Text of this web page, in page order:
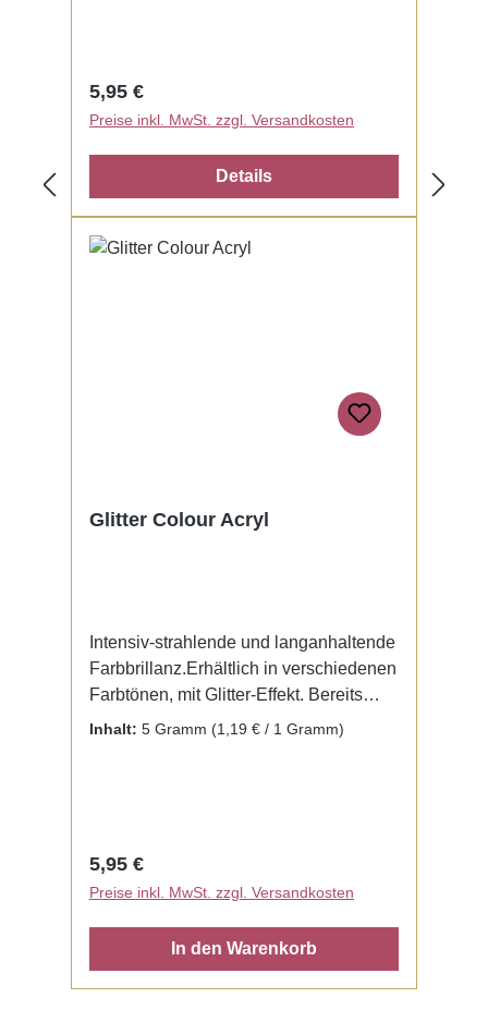
Regulärer Preis:
5,95 €
Preise inkl. MwSt. zzgl. Versandkosten
Details
Glitter Colour Acryl
Intensiv-strahlende und langanhaltende
Farbbrillanz.Erhältlich in verschiedenen
Farbtönen, mit Glitter-Effekt. Bereits
fertig zur Benutzung mit Liquid. Kein
Inhalt: 5 Gramm (1,19 € / 1 Gramm)
Regulärer Preis:
5,95 €
Preise inkl. MwSt. zzgl. Versandkosten
In den Warenkorb